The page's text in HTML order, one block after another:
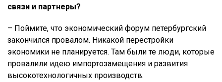
связи и партнеры?
– Поймите, что экономический форум петербургский
закончился провалом. Никакой перестройки
экономики не планируется. Там были те люди, которые
провалили идею импортозамещения и развития
высокотехнологичных производств.